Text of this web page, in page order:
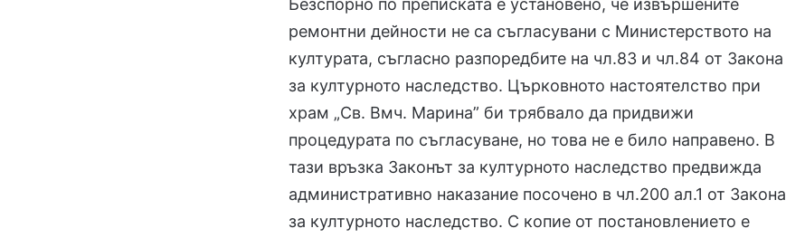
Безспорно по преписката е установено, че извършените
ремонтни дейности не са съгласувани с Министерството на
културата, съгласно разпоредбите на чл.83 и чл.84 от Закона
за културното наследство. Църковното настоятелство при
храм „Св. Вмч. Марина” би трябвало да придвижи
процедурата по съгласуване, но това не е било направено. В
тази връзка Законът за културното наследство предвижда
административно наказание посочено в чл.200 ал.1 от Закона
за културното наследство. С копие от постановлението е